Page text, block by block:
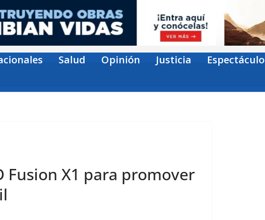
Salud Opinión Justicia Espectáculo
Fusion X1 para promover